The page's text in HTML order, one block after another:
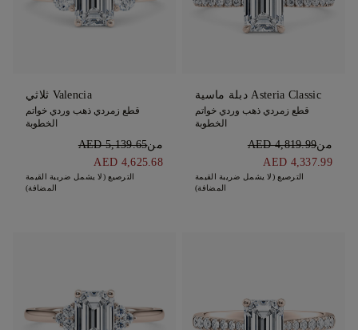
Asteria Classic دبلة ماسية
قطع زمردي ذهب وردي خواتم
الخطوبة
منAED 4,819.99
AED 4,337.99
الترصيع (لا يشمل ضريبة القيمة
المضافة)
Valencia ثلاثي
قطع زمردي ذهب وردي خواتم
الخطوبة
منAED 5,139.65
AED 4,625.68
الترصيع (لا يشمل ضريبة القيمة
المضافة)